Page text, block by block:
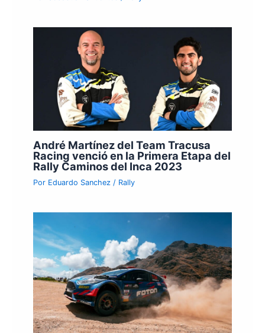
André Martínez del Team Tracusa
Racing venció en la Primera Etapa del
Rally Caminos del Inca 2023
Por Eduardo Sanchez/ Rally